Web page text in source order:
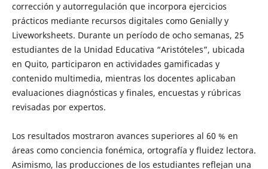
corrección y autorregulación que incorpora ejercicios
prácticos mediante recursos digitales como Genially y
Liveworksheets. Durante un período de ocho semanas, 25
estudiantes de la Unidad Educativa “Aristóteles”, ubicada
en Quito, participaron en actividades gamificadas y
contenido multimedia, mientras los docentes aplicaban
evaluaciones diagnósticas y finales, encuestas y rúbricas
revisadas por expertos.
Los resultados mostraron avances superiores al 60 % en
áreas como conciencia fonémica, ortografía y fluidez lectora.
Asimismo, las producciones de los estudiantes reflejan una